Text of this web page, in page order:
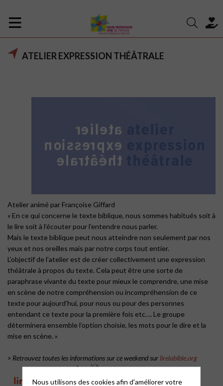
ATELIER EXPRESSION THÉÂTRALE
Atelier animé par Françoise Giffard
« En ce qui concerne le texte biblique, nous sommes habitués soit à
le lire soit à l’écouter pour l’entendre nous parler.
Mais le texte biblique peut nous atteindre non seulement par nos
yeux et nos oreilles mais par notre corps tout entier.
L’objectif de l’atelier est de créer collectivement une expression
théâtrale à propos du texte. Cela peut être une sorte de
paraphrase vivante du texte pour mieux le comprendre, une mise
en scène de notre compréhension ou incompréhension de ce
texte pour aujourd’hui, pour nous ou pour des personnes
entendant ce texte pour la première fois etc…. Le groupe
déterminera ensemble l’option choisie, les mots pour le dire et la
mise en scène. »
> Retrouvez toutes les informations sur ce weekend sur lirelabible.org
Nous utilisons des cookies afin d'améliorer votre